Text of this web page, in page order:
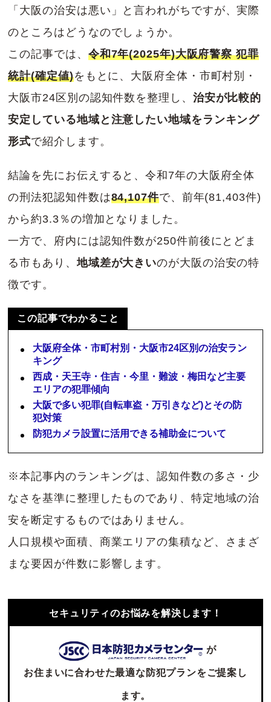
「大阪の治安は悪い」と言われがちですが、実際
のところはどうなのでしょうか。
この記事では、 令和7年(2025年)大阪府警察 犯罪
統計(確定値)をもとに、大阪府全体・市町村別・
大阪市24区別の認知件数を整理し、 治安が比較的
安定している地域と注意したい地域をランキング
形式で紹介します。
結論を先にお伝えすると、令和7年の大阪府全体
の刑法犯認知件数は84,107件で、前年(81,403件)
から約3.3％の増加となりました。
一方で、府内には認知件数が250件前後にとどま
る市もあり、地域差が大きいのが大阪の治安の特
徴です。
この記事でわかること
大阪府全体・市町村別・大阪市24区別の治安ラン
キング
西成・天王寺・住吉・今里・難波・梅田など主要
エリアの犯罪傾向
大阪で多い犯罪(自転車盗・万引きなど)とその防
犯対策
防犯カメラ設置に活用できる補助金について
※本記事内のランキングは、認知件数の多さ・少
なさを基準に整理したものであり、特定地域の治
安を断定するものではありません。
人口規模や面積、商業エリアの集積など、さまざ
まな要因が件数に影響します。
セキュリティのお悩みを解決します！
が
お住まいに合わせた最適な防犯プランをご提案し
ます。